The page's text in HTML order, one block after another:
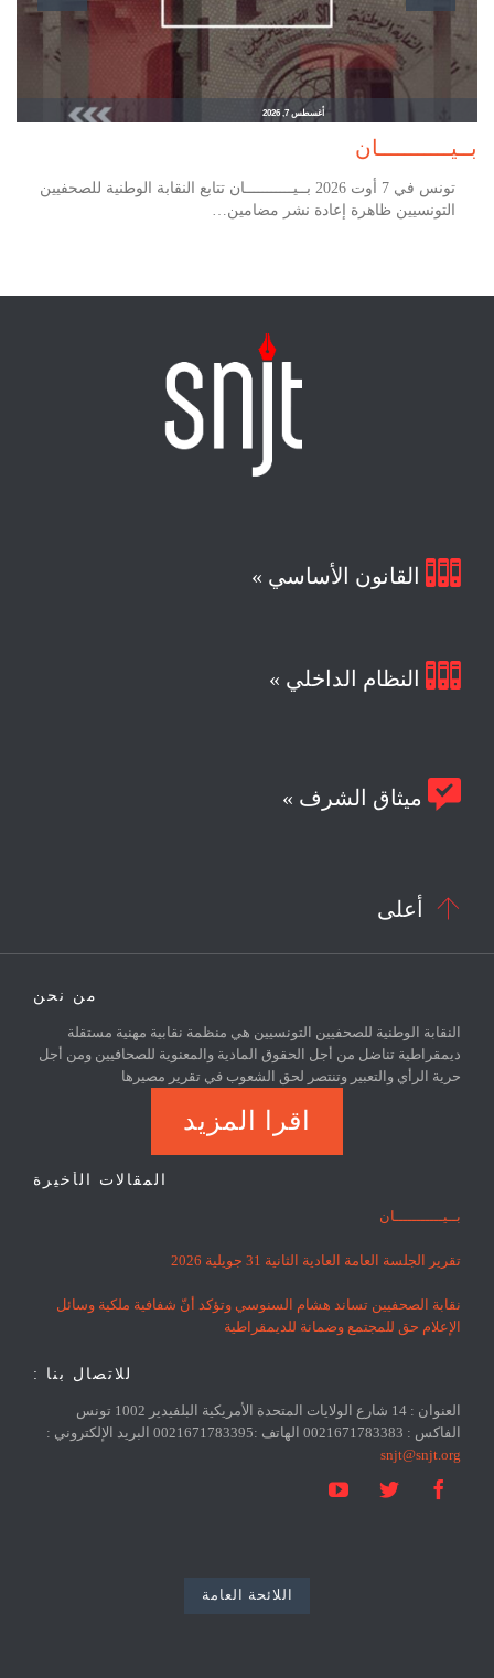
أغسطس 7, 2026
بــيـــــــــــان
تونس في 7 أوت 2026 بــيـــــــــــان تتابع النقابة الوطنية للصحفيين
التونسيين ظاهرة إعادة نشر مضامين…
 القانون الأساسي »
 النظام الداخلي »
 ميثاق الشرف »
 أعلى
من نحن
النقابة الوطنية للصحفيين التونسيين هي منظمة نقابية مهنية مستقلة
ديمقراطية تناضل من أجل الحقوق المادية والمعنوية للصحافيين ومن أجل
حرية الرأي والتعبير وتنتصر لحق الشعوب في تقرير مصيرها
اقرا المزيد
المقالات الأخيرة
بــيـــــــــــان
تقرير الجلسة العامة العادية الثانية 31 جويلية 2026
نقابة الصحفيين تساند هشام السنوسي وتؤكد أنّ شفافية ملكية وسائل
الإعلام حق للمجتمع وضمانة للديمقراطية
للاتصال بنا :
العنوان : 14 شارع الولايات المتحدة الأمريكية البلفيدير 1002 تونس
الفاكس : 0021671783383 الهاتف :0021671783395 البريد الإلكتروني :
snjt@snjt.org



اللائحة العامة